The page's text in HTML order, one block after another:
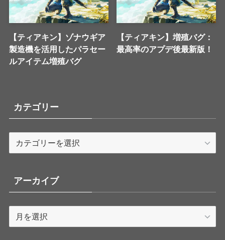
【ティアキン】ゾナウギア
製造機を活用したパラセー
ルアイテム増殖バグ
【ティアキン】増殖バグ：
最高率のアプデ後最新版！
カテゴリー
ー
アーカイブ